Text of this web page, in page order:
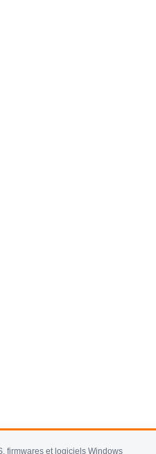
firmwares et logiciels Windows